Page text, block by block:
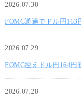
2026.07.30
FOMC通過でドル円163
2026.07.29
FOMC控えドル円164円
2026.07.28